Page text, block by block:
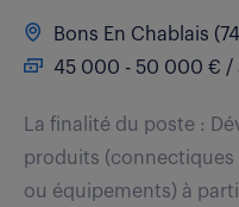
Bons En Chablais
45 000 - 50 000 € /
La finalité du poste :
produits
ou équipements) à